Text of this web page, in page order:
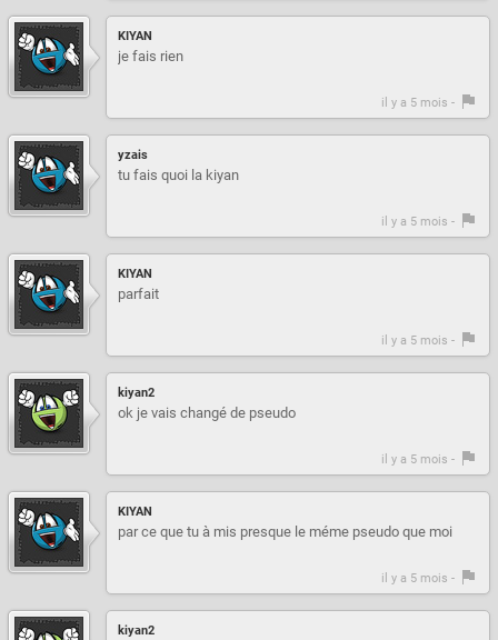
KIYAN
je fais rien
il y a 5 mois -
yzais
tu fais quoi la kiyan
il y a 5 mois -
KIYAN
parfait
il y a 5 mois -
kiyan2
ok je vais changé de pseudo
il y a 5 mois -
KIYAN
par ce que tu à mis presque le méme pseudo que moi
il y a 5 mois -
kiyan2